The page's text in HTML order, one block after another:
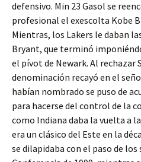
defensivo. Min 23 Gasol se
profesional el exescolta Kobe
Mientras, los Lakers le daban
Bryant, que terminó
el pívot de Newark. Al rechazar
denominación recayó en el
habían nombrado se puso de
para hacerse del control de la
como Indiana daba la vuelta a
era un clásico del Este en la
se dilapidaba con el paso de los